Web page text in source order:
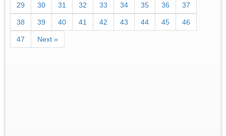
29 30 31 32 33 34 35 36 37
38 39 40 41 42 43 44 45 46
47 Next »